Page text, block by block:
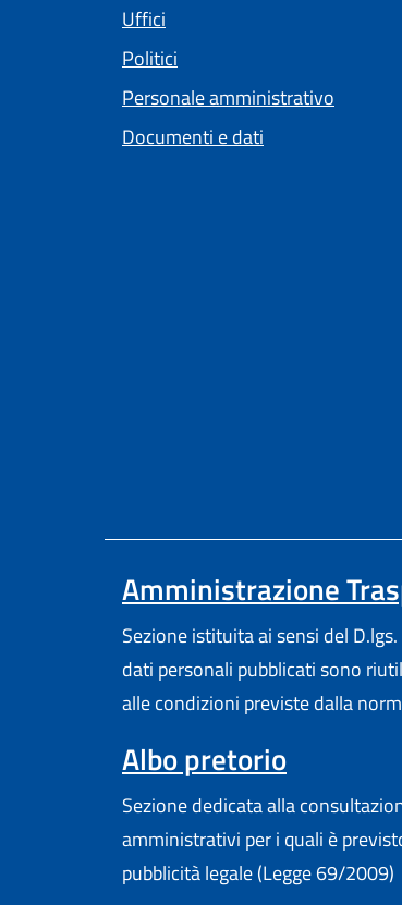
Uffici
Politici
Personale amministrativo
Documenti e dati
Amministrazione
Sezione istituita ai sensi del
dati personali pubblicati sono
alle condizioni previste dalla
Albo pretorio(apre in
Sezione dedicata alla
amministrativi per i quali è
pubblicità legale (Legge 69/2009)